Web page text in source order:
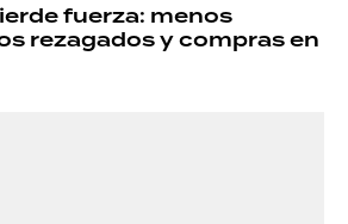
fuerza: menos
rezagados y compras en